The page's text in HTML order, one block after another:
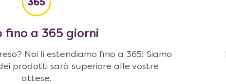
fino a 365 giorni
Noi li estendiamo fino a 365! Siamo
prodotti sarà superiore alle vostre
attese.